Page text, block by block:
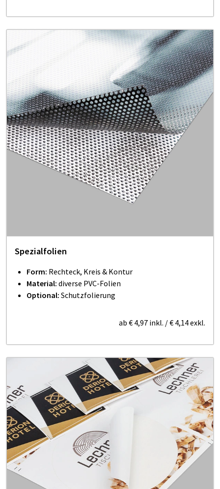
Spezialfolien
Form: Rechteck, Kreis & Kontur
Material: diverse PVC-Folien
Optional: Schutzfolierung
ab € 4,97 inkl. /€ 4,14exkl.